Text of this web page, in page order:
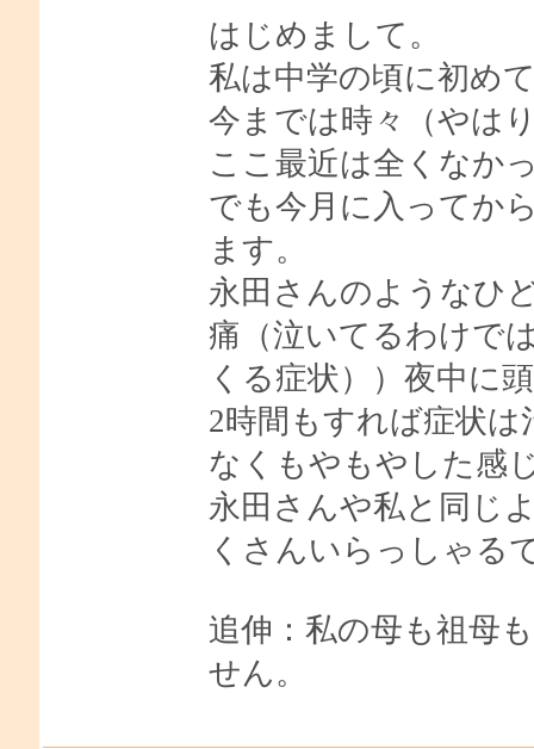
はじめまして。
私は中学の頃に初め
今までは時々（やは
ここ最近は全くなか
でも今月に入ってか
ます。
永田さんのようなひ
痛（泣いてるわけで
くる症状））夜中に
2時間もすれば症状
なくもやもやした感
永田さんや私と同じ
くさんいらっしゃる
追伸：私の母も祖母
せん。